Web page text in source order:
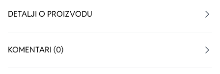
DETALJI O PROIZVODU
KOMENTARI (0)